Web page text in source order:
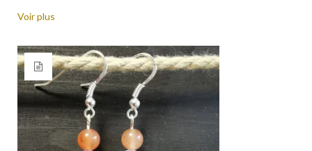
Voir plus